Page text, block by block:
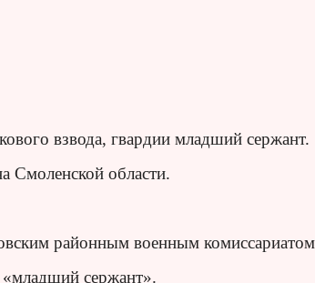
взвода, гвардии младший сержант.
Смоленской области.
районным военным
«младший сержант».